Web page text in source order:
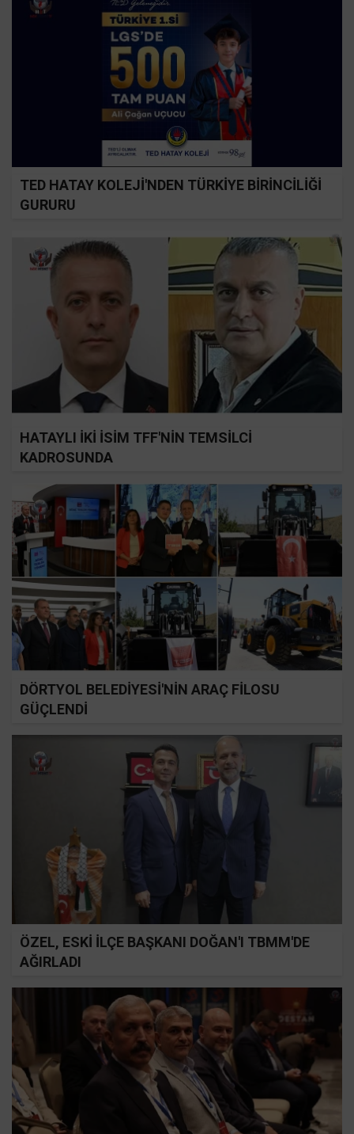
TED HATAY KOLEJİ'NDEN TÜRKİYE BİRİNCİLİĞİ
GURURU
HATAYLI İKİ İSİM TFF'NİN TEMSİLCİ
KADROSUNDA
DÖRTYOL BELEDİYESİ'NİN ARAÇ FİLOSU
GÜÇLENDİ
ÖZEL, ESKİ İLÇE BAŞKANI DOĞAN'I TBMM'DE
AĞIRLADI